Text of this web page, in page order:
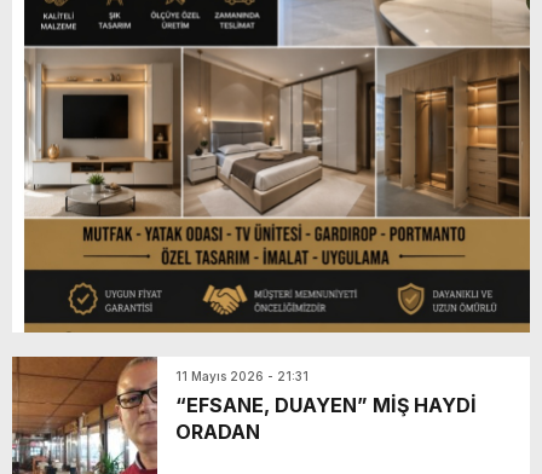
11 Mayıs 2026 - 21:31
“EFSANE, DUAYEN” MİŞ HAYDİ
ORADAN